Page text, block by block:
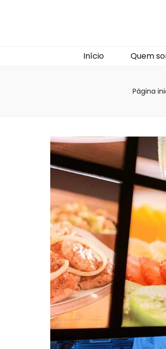
Início Quem
Página